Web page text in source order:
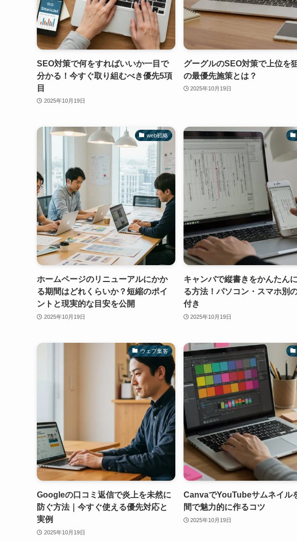
SEO対策で何をすればいいか一目で
分かる！今すぐ取り組むべき優先5項
目
2025年10月19日
グーグルのSEO対策で上位を
の最優先施策とは？
2025年10月19日
web戦略
ホームページのリニューアルにかか
る期間はどれくらいか？短縮のポイ
ントと現実的な目安を公開
2025年10月19日
キャンバで縦書きをかんたん
る方法！パソコン・スマホ別
付き
2025年10月19日
ウェブ集客
Googleの口コミ返信で炎上を未然に
防ぐ方法｜今すぐ使える優先対応と
実例
2025年10月19日
CanvaでYouTubeサムネイル
間で魅力的に作るコツ
2025年10月19日